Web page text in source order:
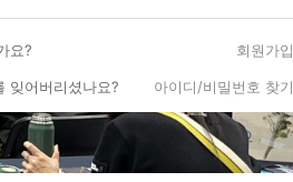
요? 회원가입
잊어버리셨나요? 아이디/비밀번호 찾기